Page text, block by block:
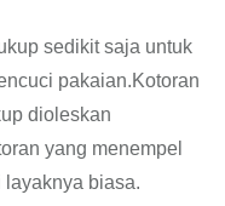
sedikit saja untuk
pakaian.Kotoran
dioleskan
yang menempel
biasa.